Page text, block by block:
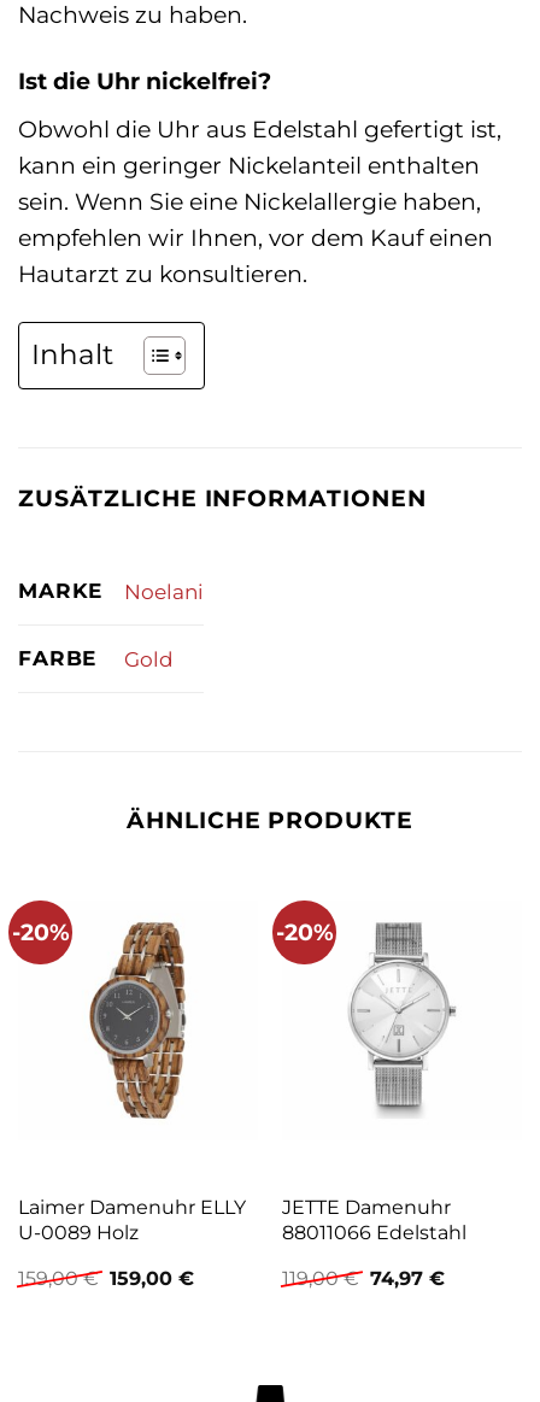
Nachweis zu haben.
Ist die Uhr nickelfrei?
Obwohl die Uhr aus Edelstahl gefertigt ist,
kann ein geringer Nickelanteil enthalten
sein. Wenn Sie eine Nickelallergie haben,
empfehlen wir Ihnen, vor dem Kauf einen
Hautarzt zu konsultieren.
Inhalt
ZUSÄTZLICHE INFORMATIONEN
MARKE Noelani
FARBE Gold
ÄHNLICHE PRODUKTE
-20%
Laimer Damenuhr ELLY
U-0089 Holz
159,00€ Ursprünglicher
Preis
159,00 €Aktueller
-20%
JETTE Damenuhr
88011066 Edelstahl
119,00€ Ursprünglicher
Preis
74,97 €Aktueller